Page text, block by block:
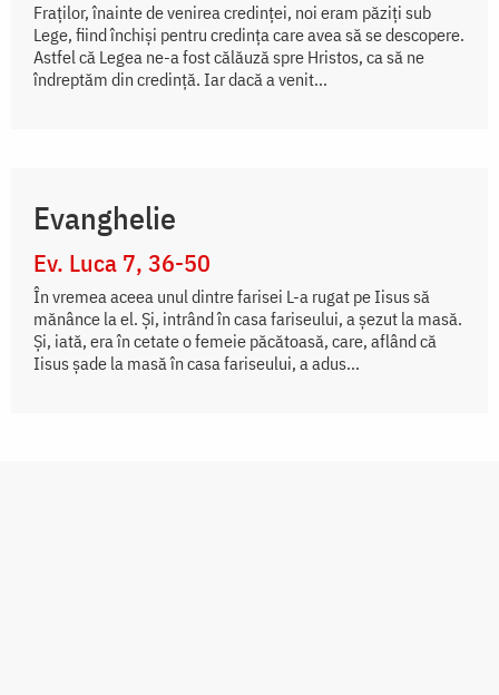
Fraţilor, înainte de venirea credinţei, noi eram păziţi sub
Lege, fiind închişi pentru credinţa care avea să se descopere.
Astfel că Legea ne-a fost călăuză spre Hristos, ca să ne
îndreptăm din credinţă. Iar dacă a venit...
Evanghelie
Ev. Luca 7, 36-50
În vremea aceea unul dintre farisei L-a rugat pe Iisus să
mănânce la el. Și, intrând în casa fariseului, a șezut la masă.
Și, iată, era în cetate o femeie păcătoasă, care, aflând că
Iisus șade la masă în casa fariseului, a adus...